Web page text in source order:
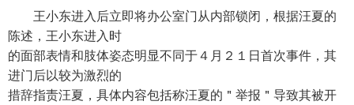
王小东进入后立即将办公室门从内部锁闭，根据汪夏的
陈述，王小东进入时
的面部表情和肢体姿态明显不同于４月２１日首次事件，其
进门后以较为激烈的
措辞指责汪夏，具体内容包括称汪夏的＂举报＂导致其被开